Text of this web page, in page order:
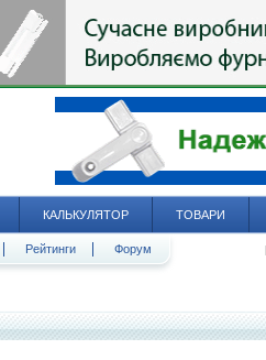
КАЛЬКУЛЯТОР ТОВАРИ
Рейтинги Форум